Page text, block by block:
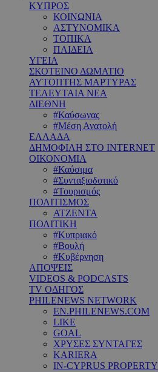
ΚΥΠΡΟΣ
ΚΟΙΝΩΝΙΑ
ΑΣΤΥΝΟΜΙΚΑ
ΤΟΠΙΚΑ
ΠΑΙΔΕΙΑ
ΥΓΕΙΑ
ΣΚΟΤΕΙΝΟ ΔΩΜΑΤΙΟ
ΑΥΤΟΠΤΗΣ ΜΑΡΤΥΡΑΣ
ΤΕΛΕΥΤΑΙΑ ΝΕΑ
ΔΙΕΘΝΗ
#Καύσωνας
#Μέση Ανατολή
ΕΛΛΑΔΑ
ΔΗΜΟΦΙΛΗ ΣΤΟ INTERNET
ΟΙΚΟΝΟΜΙΑ
#Καύσιμα
#Συνταξιοδοτικό
#Τουρισμός
ΠΟΛΙΤΙΣΜΟΣ
ΑΤΖΕΝΤΑ
ΠΟΛΙΤΙΚΗ
#Κυπριακό
#Βουλή
#Κυβέρνηση
ΑΠΟΨΕΙΣ
VIDEOS & PODCASTS
TV ΟΔΗΓΟΣ
PHILENEWS NETWORK
EN.PHILENEWS.COM
LIKE
GOAL
ΧΡΥΣΕΣ ΣΥΝΤΑΓΕΣ
KARIERA
IN-CYPRUS PROPERTY